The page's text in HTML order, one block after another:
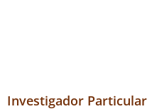
Investigador